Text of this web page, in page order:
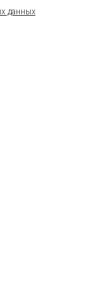
данных